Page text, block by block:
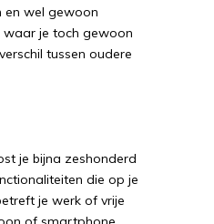
en wel gewoon
waar je toch gewoon
tussen oudere
je bijna zeshonderd
die op je
je werk of vrije